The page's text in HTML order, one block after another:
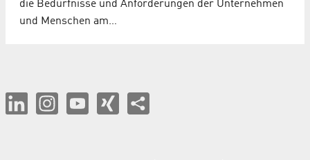
die Bedürfnisse und Anforderungen der Unternehmen
und Menschen am…